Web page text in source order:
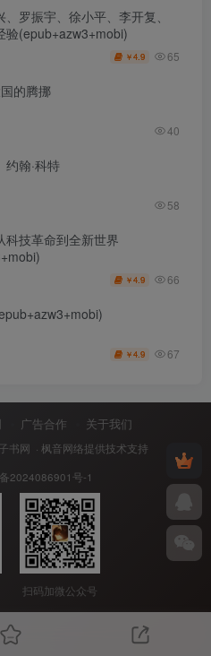
罗振宇、徐小平、李开复、
验(epub+azw3+mobi)
￥4.9 65
的腾挪
40
约翰·科特
58
科技革命到全新世界
￥4.9 66
￥4.9 67
广告合作 关于我们
书网 · 枫音网络提供技术支持
2024086901号-1
扫码加微公众号